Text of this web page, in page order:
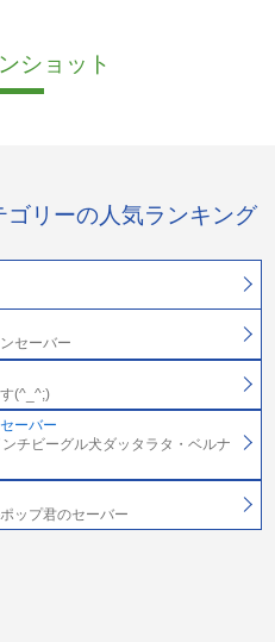
ショット
ゴリーの人気ランキング
セーバー
(^_^;)
ーバー
チビーグル犬ダッタラタ・ベルナ
ップ君のセーバー